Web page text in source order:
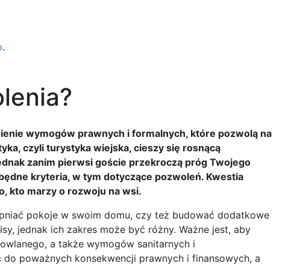
.
wymogów prawnych i formalnych, które pozwolą na
czyli turystyka wiejska, cieszy się rosnącą
zanim pierwsi goście przekroczą próg Twojego
kryteria, w tym dotyczące pozwoleń. Kwestia
kto marzy o rozwoju na wsi.
pokoje w swoim domu, czy też budować dodatkowe
jednak ich zakres może być różny. Ważne jest, aby
a także wymogów sanitarnych i
poważnych konsekwencji prawnych i finansowych, a